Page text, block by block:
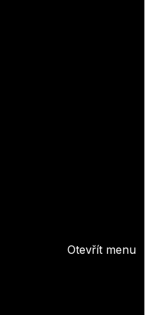
Otevřít menu